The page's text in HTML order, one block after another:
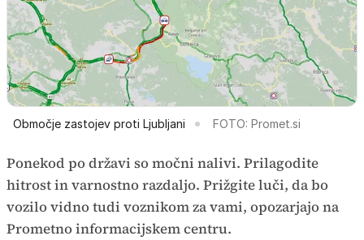
Območje zastojev proti Ljubljani FOTO: Promet.si
Ponekod po državi so močni nalivi. Prilagodite
hitrost in varnostno razdaljo. Prižgite luči, da bo
vozilo vidno tudi voznikom za vami, opozarjajo na
Prometno informacijskem centru.